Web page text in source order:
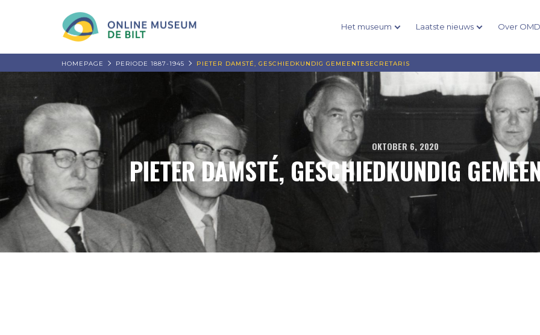
Het museum Laatste nieuws Over
HOMEPAGE PERIODE 1887-1945 PIETER DAMSTÉ, GESCHIEDKUNDIG GEMEENTESECRETARIS
OKTOBER 6, 2020
PIETER DAMSTÉ, GESCHIEDKUNDIG